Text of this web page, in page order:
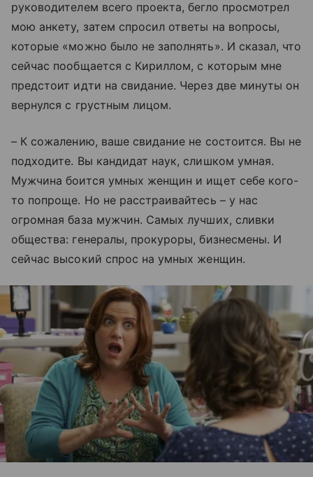
руководителем всего проекта, бегло просмотрел
мою анкету, затем спросил ответы на вопросы,
которые «можно было не заполнять». И сказал, что
сейчас пообщается с Кириллом, с которым мне
предстоит идти на свидание. Через две минуты он
вернулся с грустным лицом.
– К сожалению, ваше свидание не состоится. Вы не
подходите. Вы кандидат наук, слишком умная.
Мужчина боится умных женщин и ищет себе кого-
то попроще. Но не расстраивайтесь – у нас
огромная база мужчин. Самых лучших, сливки
общества: генералы, прокуроры, бизнесмены. И
сейчас высокий спрос на умных женщин.